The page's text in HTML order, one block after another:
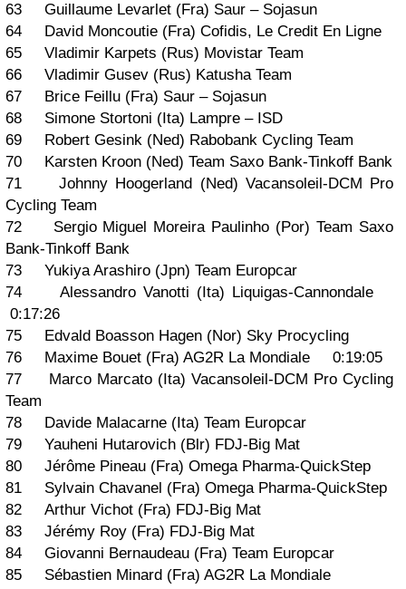
63 Guillaume Levarlet (Fra) Saur – Sojasun
64 David Moncoutie (Fra) Cofidis, Le Credit En Ligne
65 Vladimir Karpets (Rus) Movistar Team
66 Vladimir Gusev (Rus) Katusha Team
67 Brice Feillu (Fra) Saur – Sojasun
68 Simone Stortoni (Ita) Lampre – ISD
69 Robert Gesink (Ned) Rabobank Cycling Team
70 Karsten Kroon (Ned) Team Saxo Bank-Tinkoff Bank
71 Johnny Hoogerland (Ned) Vacansoleil-DCM Pro
Cycling Team
72 Sergio Miguel Moreira Paulinho (Por) Team Saxo
Bank-Tinkoff Bank
73 Yukiya Arashiro (Jpn) Team Europcar
74 Alessandro Vanotti (Ita) Liquigas-Cannondale
0:17:26
75 Edvald Boasson Hagen (Nor) Sky Procycling
76 Maxime Bouet (Fra) AG2R La Mondiale 0:19:05
77 Marco Marcato (Ita) Vacansoleil-DCM Pro Cycling
Team
78 Davide Malacarne (Ita) Team Europcar
79 Yauheni Hutarovich (Blr) FDJ-Big Mat
80 Jérôme Pineau (Fra) Omega Pharma-QuickStep
81 Sylvain Chavanel (Fra) Omega Pharma-QuickStep
82 Arthur Vichot (Fra) FDJ-Big Mat
83 Jérémy Roy (Fra) FDJ-Big Mat
84 Giovanni Bernaudeau (Fra) Team Europcar
85 Sébastien Minard (Fra) AG2R La Mondiale